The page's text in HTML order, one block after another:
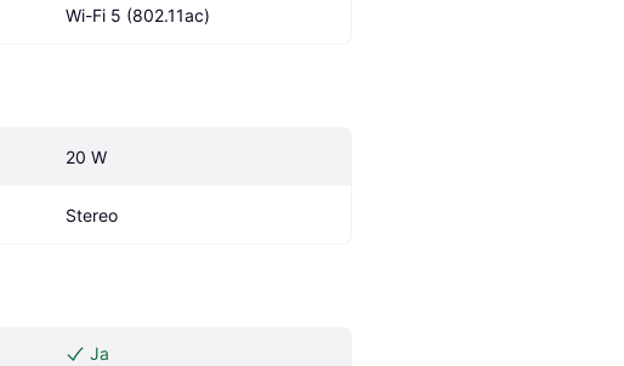
Wi-Fi 5 (802.11ac)
20 W
Stereo
Ja